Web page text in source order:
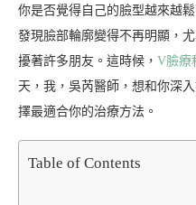
你是否覺得自己的臉型越來越
發現臉部輪廓變得不再明顯，
擾著許多朋友。這時候， V臉療
天，我，吳芮醫師，想和你深
擇最適合你的治療方法。
Table of Contents